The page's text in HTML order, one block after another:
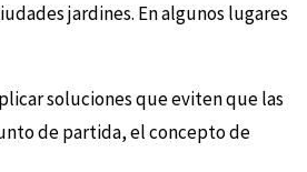
jardines. En algunos lugares
soluciones que eviten que las
de partida, el concepto de